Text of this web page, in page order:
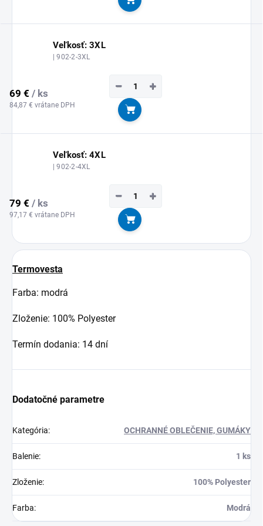
Do košíka
Veľkosť: 3XL
| 902-2-3XL
69 € / ks
84,87 € vrátane DPH
+
−
Do košíka
Veľkosť: 4XL
| 902-2-4XL
79 € / ks
97,17 € vrátane DPH
+
−
Do košíka
Termovesta
Farba: modrá
Zloženie: 100% Polyester
Termín dodania: 14 dní
Dodatočné parametre
Kategória: OCHRANNÉ OBLEČENIE, GUMÁKY
Balenie: 1 ks
Zloženie: 100% Polyester
Farba: Modrá